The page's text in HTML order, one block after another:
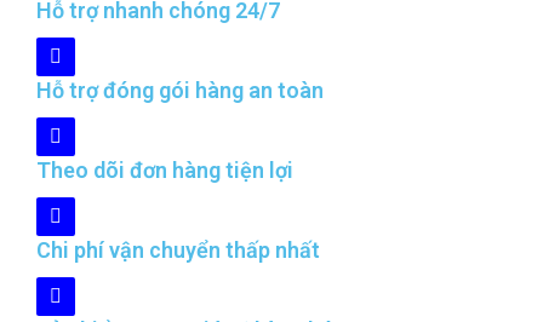
Hỗ trợ nhanh chóng 24/7
Hỗ trợ đóng gói hàng an toàn
Theo dõi đơn hàng tiện lợi
Chi phí vận chuyển thấp nhất